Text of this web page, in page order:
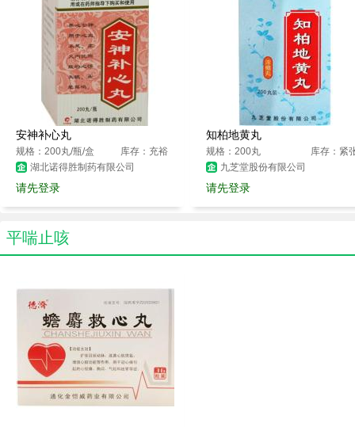
安神补心丸
规格：200丸/瓶/盒
库存：充裕
湖北诺得胜制药有限公司
请先登录
知柏地黄丸
规格：200丸
库存：紧
九芝堂股份有限公司
请先登录
平喘止咳